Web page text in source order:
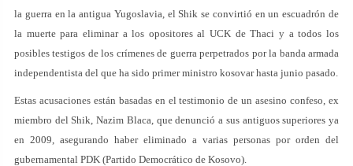
la guerra en la antigua Yugoslavia, el Shik se convirtió en un escuadrón de
la muerte para eliminar a los opositores al UCK de Thaci y a todos los
posibles testigos de los crímenes de guerra perpetrados por la banda armada
independentista del que ha sido primer ministro kosovar hasta junio pasado.
Estas acusaciones están basadas en el testimonio de un asesino confeso, ex
miembro del Shik, Nazim Blaca, que denunció a sus antiguos superiores ya
en 2009, asegurando haber eliminado a varias personas por orden del
gubernamental PDK (Partido Democrático de Kosovo).